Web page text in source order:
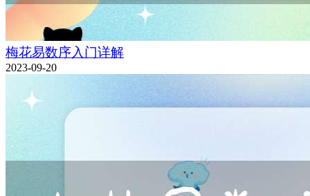
梅花易数序入门详解
2023-09-20